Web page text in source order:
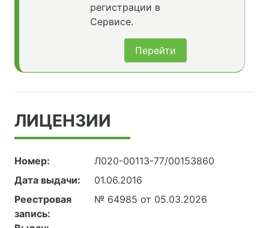
регистрации в
Сервисе.
Перейти
ЛИЦЕНЗИИ
Номер:
Л020-00113-77/00153860
Дата выдачи:
01.06.2016
Реестровая
запись:
№ 64985 от 05.03.2026